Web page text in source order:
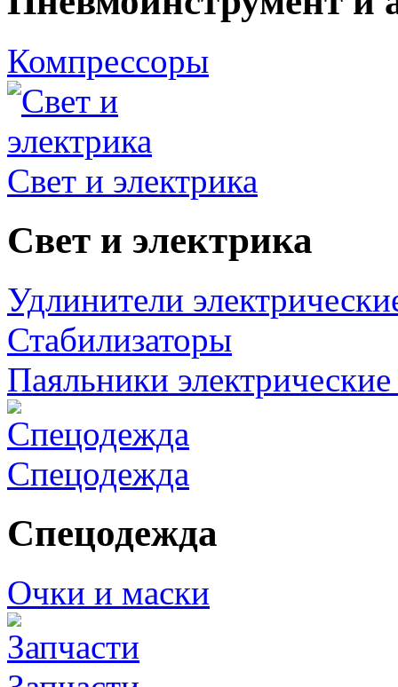
Компрессоры
Свет и электрика
Свет и электрика
Удлинители
Стабилизаторы
Паяльники
Спецодежда
Спецодежда
Очки и маски